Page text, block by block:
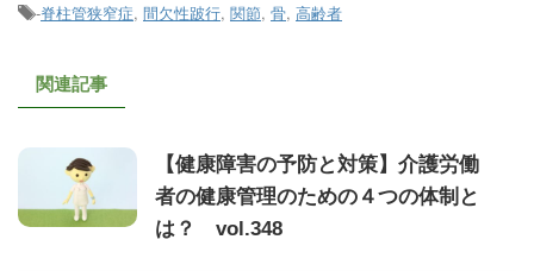
-脊柱管狭窄症, 間欠性跛行, 関節, 骨, 高齢者
関連記事
【健康障害の予防と対策】介護労働
者の健康管理のための４つの体制と
は？ vol.348